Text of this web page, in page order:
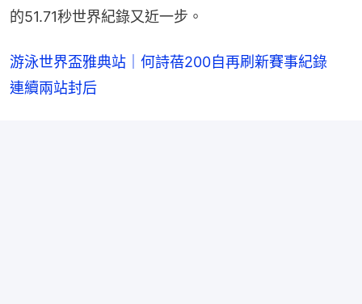
的51.71秒世界紀錄又近一步。
游泳世界盃雅典站｜何詩蓓200自再刷新賽事紀錄
連續兩站封后